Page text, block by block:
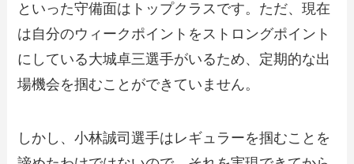
といった守備面はトップクラスです。ただ、現在
は自分のウィークポイントをストロングポイント
にしている大城卓三選手がいるため、定期的な出
場機会を掴むことができていません。
しかし、小林誠司選手はレギュラーを掴むことを